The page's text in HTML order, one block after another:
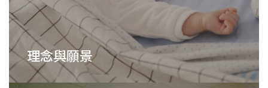
理念與願景